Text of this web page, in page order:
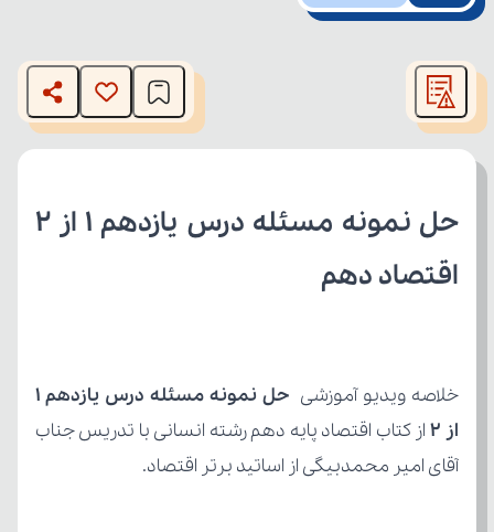
modal
window.
The media could not be loaded, either because the server
or network failed or because the format is not supported.
اقتصاد دهم
خلاصه ویدیو آموزشی
از 2
آقای امیر محمدبیگی از اساتید برتر اقتصاد.